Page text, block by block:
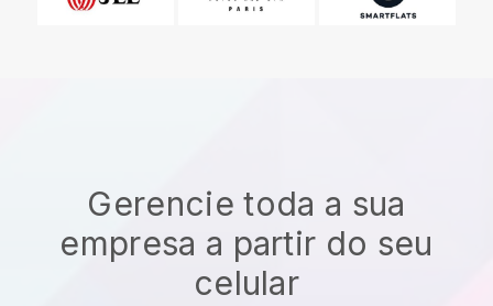
Gerencie toda a sua
empresa a partir do seu
celular